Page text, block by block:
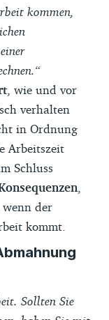
kommen,
, wie und vor
verhalten
in Ordnung
Arbeitszeit
Schluss
der
kommt.
Sollten Sie